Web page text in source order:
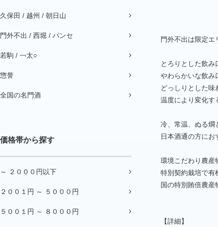
久保田 / 越州 / 朝日山
門外不出 / 西堀 / パンセ
若駒 / ￢太○
惣誉
全国の名門酒
価格帯から探す
～ ２０００円以下
２００１円 ～ ５０００円
５００１円 ～ ８０００円
門外不出は限定
とろりとした飲
やわらかいな飲み
どっしりとした味
温度により変化す
冷、常温、ぬる燗
日本酒通の方にお
環境こだわり農産
特別契約栽培で有
国の特別賄倍農
【詳細】